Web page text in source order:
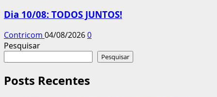
Dia 10/08: TODOS JUNTOS!
Contricom 04/08/20260
Pesquisar
Pesquisar
Posts Recentes